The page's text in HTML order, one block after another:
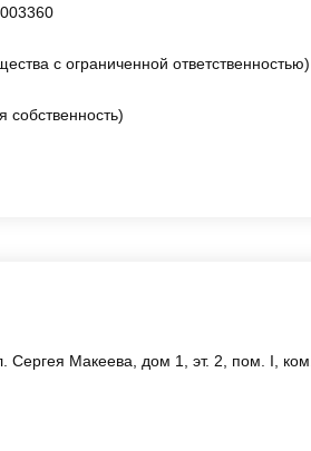
с ограниченной ответственностью)
собственность)
Сергея Макеева, дом 1, эт. 2, пом. I,